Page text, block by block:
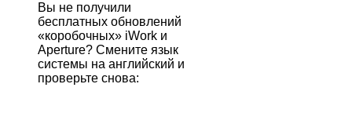
Вы не получили
бесплатных обновлений
«коробочных» iWork и
Aperture? Смените язык
системы на английский и
проверьте снова: